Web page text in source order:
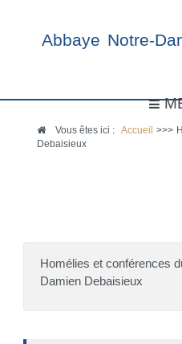
Abbaye Notre-
Vous êtes ici :Accueil >>>
Debaisieux
Homélies et conférences
Damien Debaisieux